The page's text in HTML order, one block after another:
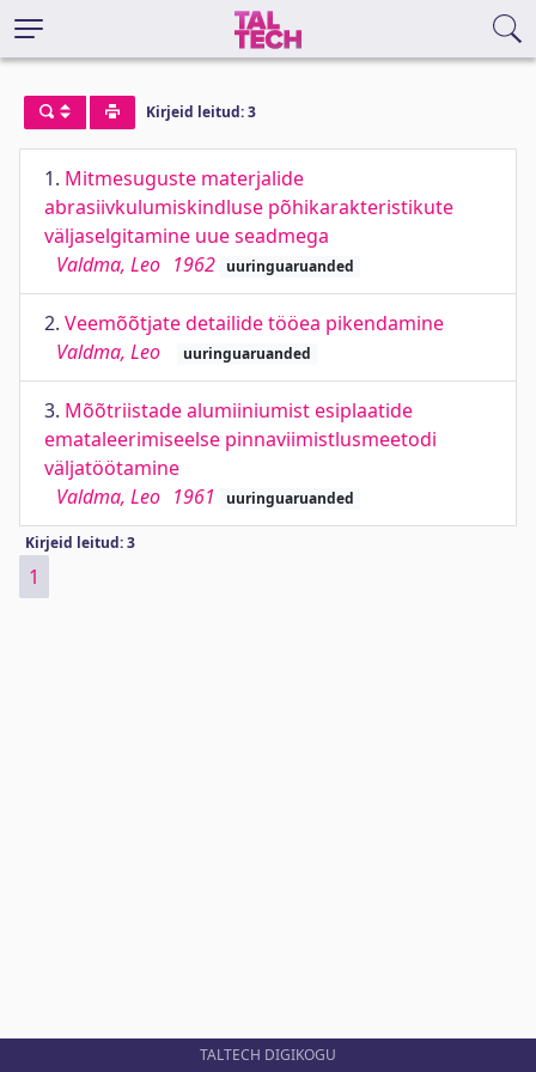
Kirjeid leitud: 3
1. Mitmesuguste materjalide
abrasiivkulumiskindluse põhikarakteristikute
väljaselgitamine uue seadmega
Valdma, Leo 1962 uuringuaruanded
2. Veemõõtjate detailide tööea pikendamine
Valdma, Leo
uuringuaruanded
3. Mõõtriistade alumiiniumist esiplaatide
emataleerimiseelse pinnaviimistlusmeetodi
väljatöötamine
Valdma, Leo 1961 uuringuaruanded
Kirjeid leitud: 3
1
TALTECH DIGIKOGU